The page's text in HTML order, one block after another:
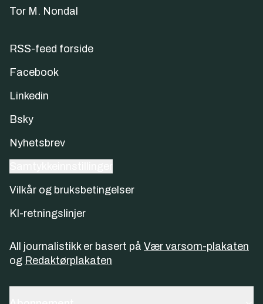
Tor M. Nondal
RSS-feed forside
Facebook
Linkedin
Bsky
Nyhetsbrev
Vilkår og bruksbetingelser
KI-retningslinjer
All journalistikk er basert på Vær varsom-plakaten
og Redaktørplakaten